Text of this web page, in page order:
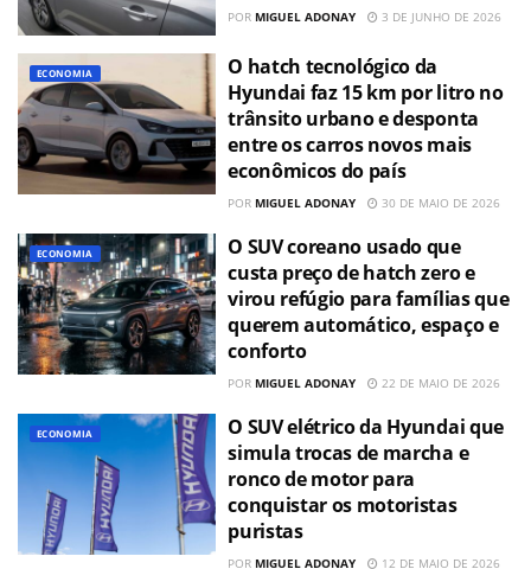
POR MIGUEL ADONAY 3 DE JUNHO DE 2026
ECONOMIA
O hatch tecnológico da
Hyundai faz 15 km por litro no
trânsito urbano e desponta
entre os carros novos mais
econômicos do país
POR MIGUEL ADONAY 30 DE MAIO DE 2026
ECONOMIA
O SUV coreano usado que
custa preço de hatch zero e
virou refúgio para famílias que
querem automático, espaço e
conforto
POR MIGUEL ADONAY 22 DE MAIO DE 2026
ECONOMIA
O SUV elétrico da Hyundai que
simula trocas de marcha e
ronco de motor para
conquistar os motoristas
puristas
POR MIGUEL ADONAY 12 DE MAIO DE 2026